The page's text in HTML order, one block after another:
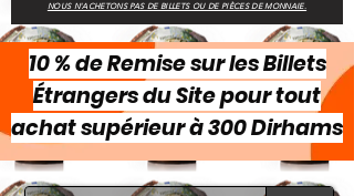
NOUS N'ACHETONS PAS DE BILLETS OU DE PIÈCES DE MONNAIE.
10 % de Remise sur les Billets
Étrangers du Site pour tout
achat supérieur à 300 Dirhams